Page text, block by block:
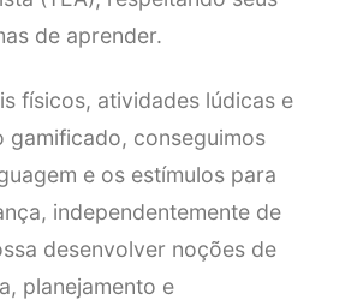
de aprender.
físicos, atividades lúdicas e
gamificado, conseguimos
e os estímulos para
independentemente de
desenvolver noções de
planejamento e